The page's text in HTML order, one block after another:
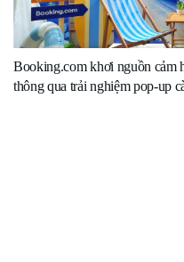
Booking.com khơi nguồn cảm
thông qua trải nghiệm pop-up